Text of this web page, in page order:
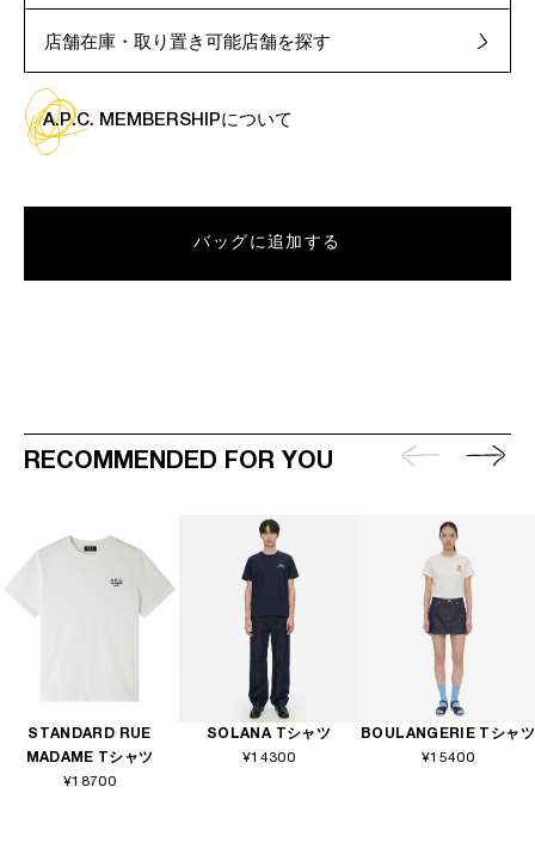
店舗在庫・取り置き可能店舗を探す
A.P.C. MEMBERSHIPについて
バッグに追加する
RECOMMENDED FOR YOU
STANDARD RUE
MADAME Tシャツ
¥18700
SOLANA Tシャツ
¥14300
BOULANGERIE Tシャツ
¥15400